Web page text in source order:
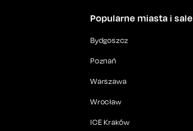
Popularne miasta i sale
Bydgoszcz
Poznań
Warszawa
Wrocław
ICE Kraków